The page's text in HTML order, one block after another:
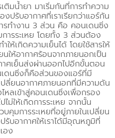
มน้ำยา มาเริ่มกันที่การทำความ
งปรับอากาศที่เราเรียกว่าแอร์กัน
รทำงาน 3 ส่วน คือ คอนเดนซิ่ง
ารระเหย โดยทั้ง 3 ส่วนต้อง
ห้เกิดความเย็นได้ โดยใช้สารให้
นให้อากาศร้อนจากภายนอกเป็น
ศเย็นส่งผ่านออกไปอีกขั้นตอน
ดนซิ่งก็คือส่วนของแอร์ที่มี
ลี่ยนอากาศภายนอกที่มีความดัน
หลเข้าสู่คอนเดนซิ่งเพื่อกรอง
ม่ให้เกิดการระเหย จากนั้น
คุมการระเหยที่อยู่ภายในเปลี่ยน
รับอากาศให้เราได้มีอุณหภูมิที่
อง